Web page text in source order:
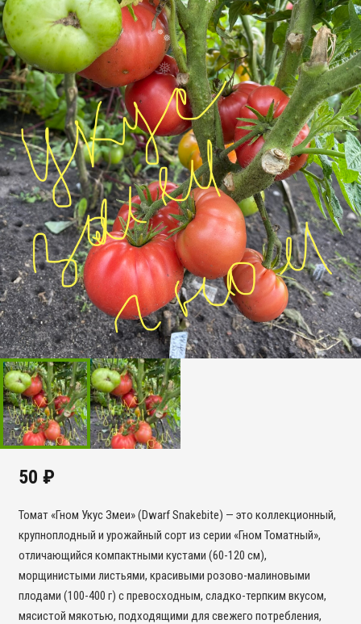
❅
❅
❅
50 ₽
Томат «Гном Укус Змеи» (Dwarf Snakebite) — это коллекционный,
крупноплодный и урожайный сорт из серии «Гном Томатный»,
отличающийся компактными кустами (60-120 см),
морщинистыми листьями, красивыми розово-малиновыми
плодами (100-400 г) с превосходным, сладко-терпким вкусом,
мясистой мякотью, подходящими для свежего потребления,